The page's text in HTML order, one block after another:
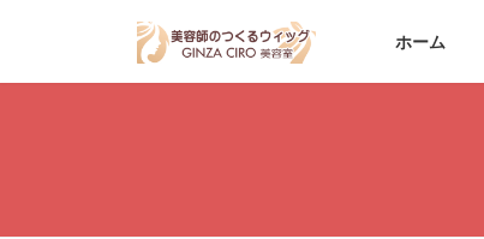
ホーム